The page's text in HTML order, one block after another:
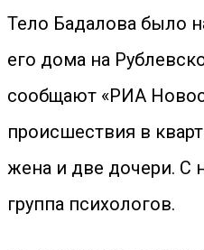
Тело Бадалова было
его дома на
сообщают «РИА
происшествия в
жена и две дочери. С
группа психологов.